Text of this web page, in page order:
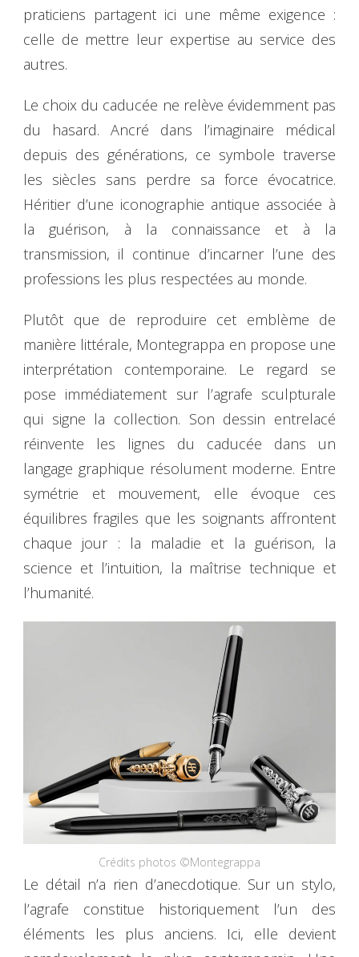
praticiens partagent ici une même exigence :
celle de mettre leur expertise au service des
autres.
Le choix du caducée ne relève évidemment pas
du hasard. Ancré dans l’imaginaire médical
depuis des générations, ce symbole traverse
les siècles sans perdre sa force évocatrice.
Héritier d’une iconographie antique associée à
la guérison, à la connaissance et à la
transmission, il continue d’incarner l’une des
professions les plus respectées au monde.
Plutôt que de reproduire cet emblème de
manière littérale, Montegrappa en propose une
interprétation contemporaine. Le regard se
pose immédiatement sur l’agrafe sculpturale
qui signe la collection. Son dessin entrelacé
réinvente les lignes du caducée dans un
langage graphique résolument moderne. Entre
symétrie et mouvement, elle évoque ces
équilibres fragiles que les soignants affrontent
chaque jour : la maladie et la guérison, la
science et l’intuition, la maîtrise technique et
l’humanité.
Crédits photos ©Montegrappa
Le détail n’a rien d’anecdotique. Sur un stylo,
l’agrafe constitue historiquement l’un des
éléments les plus anciens. Ici, elle devient